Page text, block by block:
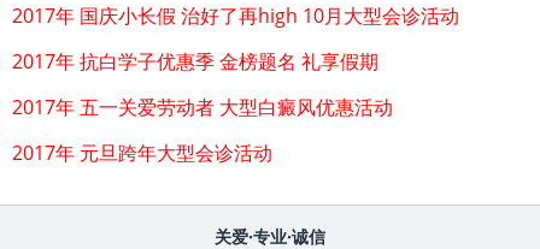
2017年 国庆小长假 治好了再high 10月大型会诊活动
2017年 抗白学子优惠季 金榜题名 礼享假期
2017年 五一关爱劳动者 大型白癜风优惠活动
2017年 元旦跨年大型会诊活动
关爱·专业·诚信